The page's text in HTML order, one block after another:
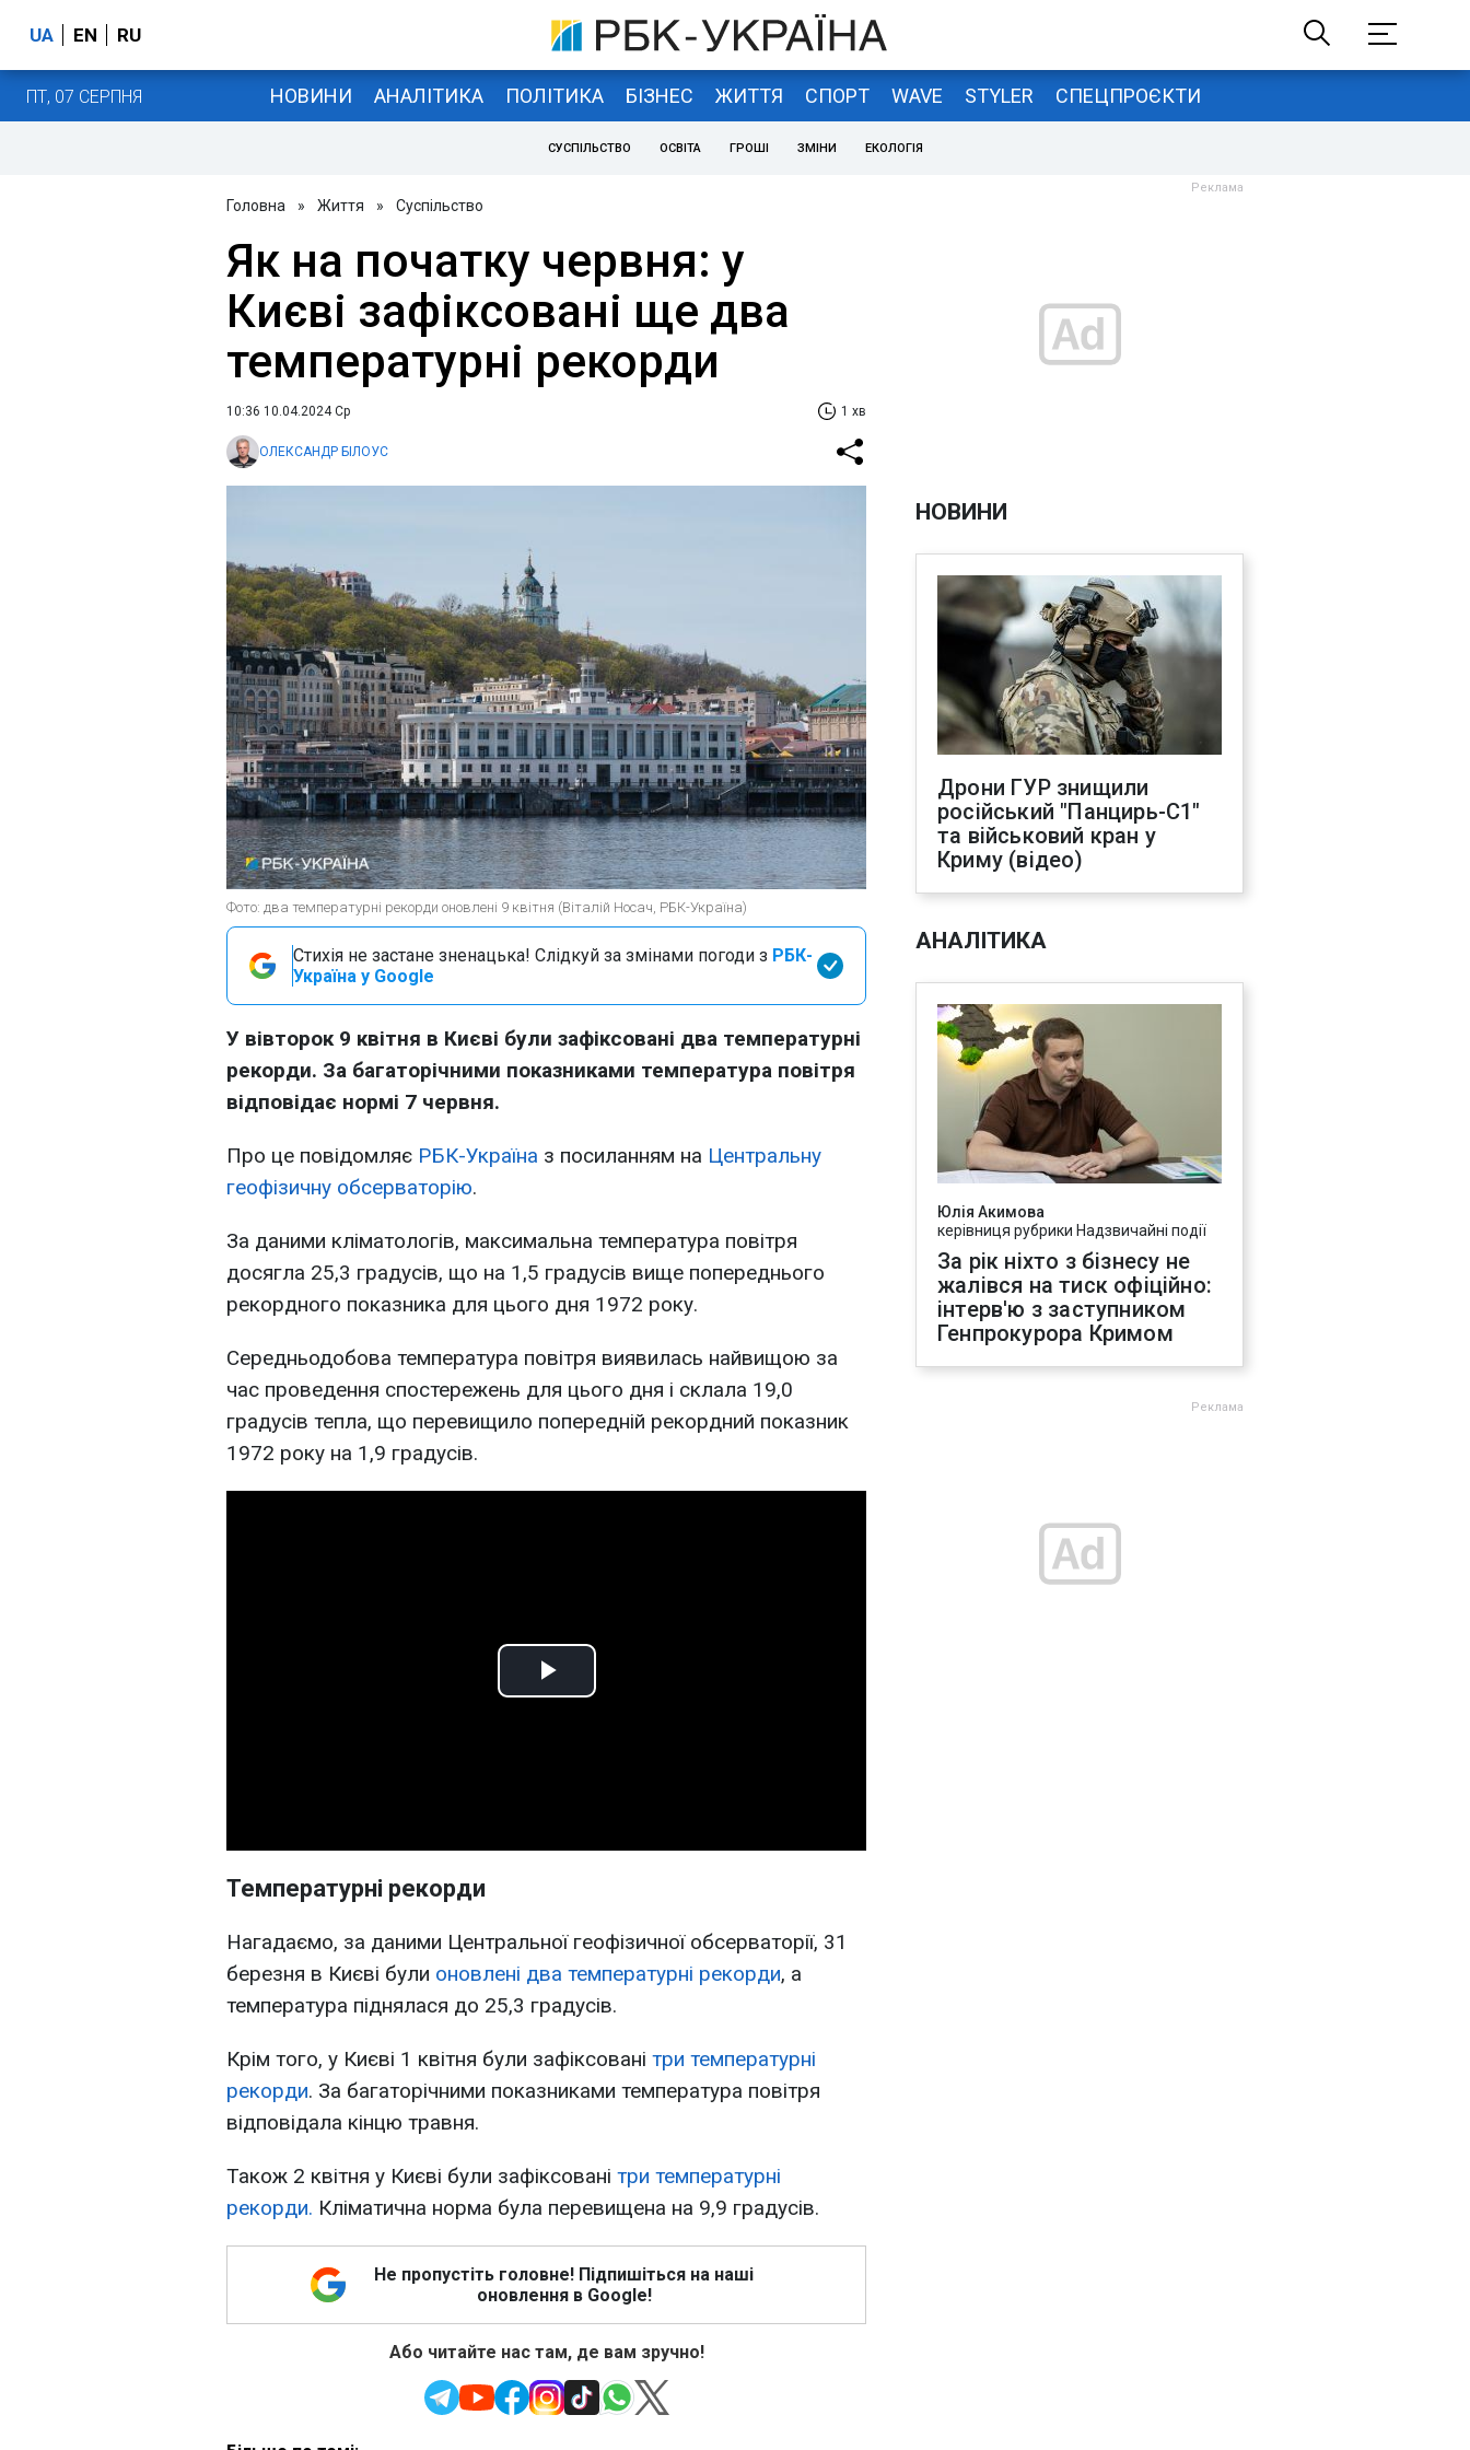
UA EN RU
ПТ, 07 СЕРПНЯ НОВИНИ АНАЛІТИКА ПОЛІТИКА БІЗНЕС ЖИТТЯ СПОРТ WAVE STYLER СПЕЦПРОЄКТИ
СУСПІЛЬСТВО ОСВІТА ГРОШІ ЗМІНИ ЕКОЛОГІЯ
Головна » Життя » Суспільство
Як на початку червня: у
Києві зафіксовані ще два
температурні рекорди
10:36 10.04.2024 Ср 1 хв
ОЛЕКСАНДР БІЛОУС
Фото: два температурні рекорди оновлені 9 квітня (Віталій Носач, РБК-Україна)
Стихія не застане зненацька! Слідкуй за змінами погоди з РБК-
Україна у Google
У вівторок 9 квітня в Києві були зафіксовані два температурні
рекорди. За багаторічними показниками температура повітря
відповідає нормі 7 червня.
Про це повідомляє РБК-Україна з посиланням на Центральну
геофізичну обсерваторію.
За даними кліматологів, максимальна температура повітря
досягла 25,3 градусів, що на 1,5 градусів вище попереднього
рекордного показника для цього дня 1972 року.
Середньодобова температура повітря виявилась найвищою за
час проведення спостережень для цього дня і склала 19,0
градусів тепла, що перевищило попередній рекордний показник
1972 року на 1,9 градусів.
Play
Температурні рекорди
Нагадаємо, за даними Центральної геофізичної обсерваторії, 31
березня в Києві були оновлені два температурні рекорди, а
температура піднялася до 25,3 градусів.
Крім того, у Києві 1 квітня були зафіксовані три температурні
рекорди. За багаторічними показниками температура повітря
відповідала кінцю травня.
Також 2 квітня у Києві були зафіксовані три температурні
рекорди. Кліматична норма була перевищена на 9,9 градусів.
Не пропустіть головне! Підпишіться на наші
оновлення в Google!
Або читайте нас там, де вам зручно!
НОВИНИ
Дрони ГУР знищили
російський "Панцирь-С1"
та військовий кран у
Криму (відео)
АНАЛІТИКА
Юлія Акимова
керівниця рубрики Надзвичайні події
За рік ніхто з бізнесу не
жалівся на тиск офіційно:
інтерв'ю з заступником
Генпрокурора Кримом